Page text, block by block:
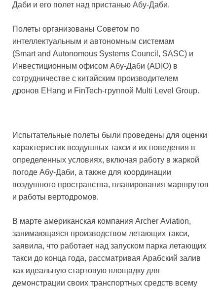
Даби и его полет над пристанью Абу-Даби.
Полеты организованы Советом по
интеллектуальным и автономным системам
(Smart and Autonomous Systems Council, SASC) и
Инвестиционным офисом Абу-Даби (ADIO) в
сотрудничестве с китайским производителем
дронов EHang и FinTech-группой Multi Level Group.
Испытательные полеты были проведены для оценки
характеристик воздушных такси и их поведения в
определенных условиях, включая работу в жаркой
погоде Абу-Даби, а также для координации
воздушного пространства, планирования маршрутов
и работы вертодромов.
В марте американская компания Archer Aviation,
занимающаяся производством летающих такси,
заявила, что работает над запуском парка летающих
такси до конца года, рассматривая Арабский залив
как идеальную стартовую площадку для
демонстрации своих транспортных средств всему